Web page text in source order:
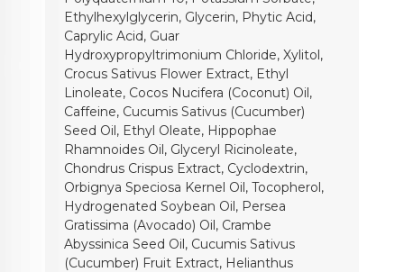
Ethylhexylglycerin, Glycerin, Phytic Acid,
Caprylic Acid, Guar
Hydroxypropyltrimonium Chloride, Xylitol,
Crocus Sativus Flower Extract, Ethyl
Linoleate, Cocos Nucifera (Coconut) Oil,
Caffeine, Cucumis Sativus (Cucumber)
Seed Oil, Ethyl Oleate, Hippophae
Rhamnoides Oil, Glyceryl Ricinoleate,
Chondrus Crispus Extract, Cyclodextrin,
Orbignya Speciosa Kernel Oil, Tocopherol,
Hydrogenated Soybean Oil, Persea
Gratissima (Avocado) Oil, Crambe
Abyssinica Seed Oil, Cucumis Sativus
(Cucumber) Fruit Extract, Helianthus